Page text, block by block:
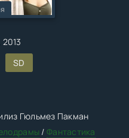
SD
Гюльмез Пакман
/ Фантастика